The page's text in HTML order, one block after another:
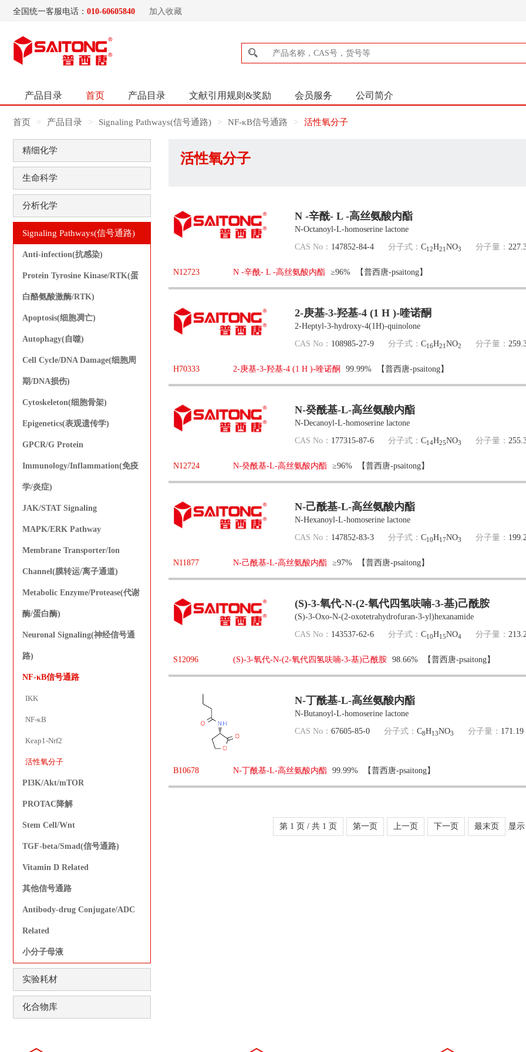
全国统一客服电话： 010-60605840 加入收藏
产品目录 首页 产品目录 文献引用规则&奖励 会员服务 公司简介
首页 产品目录 Signaling Pathways(信号通路) NF-κB信号通路 活性氧分子
精细化学
生命科学
分析化学
Signaling Pathways(信号通路)
Anti-infection(抗感染)
Protein Tyrosine Kinase/RTK(蛋
白酪氨酸激酶/RTK)
Apoptosis(细胞凋亡)
Autophagy(自噬)
Cell Cycle/DNA Damage(细胞周
期/DNA损伤)
Cytoskeleton(细胞骨架)
Epigenetics(表观遗传学)
GPCR/G Protein
Immunology/Inflammation(免疫
学/炎症)
JAK/STAT Signaling
MAPK/ERK Pathway
Membrane Transporter/Ion
Channel(膜转运/离子通道)
Metabolic Enzyme/Protease(代谢
酶/蛋白酶)
Neuronal Signaling(神经信号通
路)
NF-κB信号通路
IKK
NF-κB
Keap1-Nrf2
活性氧分子
PI3K/Akt/mTOR
PROTAC降解
Stem Cell/Wnt
TGF-beta/Smad(信号通路)
Vitamin D Related
其他信号通路
Antibody-drug Conjugate/ADC
Related
小分子母液
实验耗材
化合物库
活性氧分子
N -辛酰- L -高丝氨酸内酯
N-Octanoyl-L-homoserine lactone
CAS No： 147852-84-4 分子式： C12H21 NO3 分子量：
N12723 N -辛酰- L -高丝氨酸内酯 ≥96% 【普西唐-psaitong】
2-庚基-3-羟基-4 (1 H )-喹诺酮
2-Heptyl-3-hydroxy-4(1H)-quinolone
CAS No： 108985-27-9 分子式： C16H21 NO2 分子量：
H70333 2-庚基-3-羟基-4 (1 H )-喹诺酮 99.99% 【普西唐-psaitong】
N-癸酰基-L-高丝氨酸内酯
N-Decanoyl-L-homoserine lactone
CAS No： 177315-87-6 分子式： C14H25NO3 分子量：
N12724 N-癸酰基-L-高丝氨酸内酯 ≥96% 【普西唐-psaitong】
N-己酰基-L-高丝氨酸内酯
N-Hexanoyl-L-homoserine lactone
CAS No： 147852-83-3 分子式： C10H17NO3 分子量：
N11877 N-己酰基-L-高丝氨酸内酯 ≥97% 【普西唐-psaitong】
(S)-3-氧代-N-(2-氧代四氢呋喃-3-基)己酰胺
(S)-3-Oxo-N-(2-oxotetrahydrofuran-3-yl)hexanamide
CAS No： 143537-62-6 分子式： C10H15NO4 分子量：
S12096 (S)-3-氧代-N-(2-氧代四氢呋喃-3-基)己酰胺 98.66% 【普西唐-psaitong】
N-丁酰基-L-高丝氨酸内酯
N-Butanoyl-L-homoserine lactone
CAS No： 67605-85-0 分子式： C8H13NO3 分子量： 171.19
B10678 N-丁酰基-L-高丝氨酸内酯 99.99% 【普西唐-psaitong】
第 1 页 / 共 1 页 第一页 上一页 下一页 最末页 显示